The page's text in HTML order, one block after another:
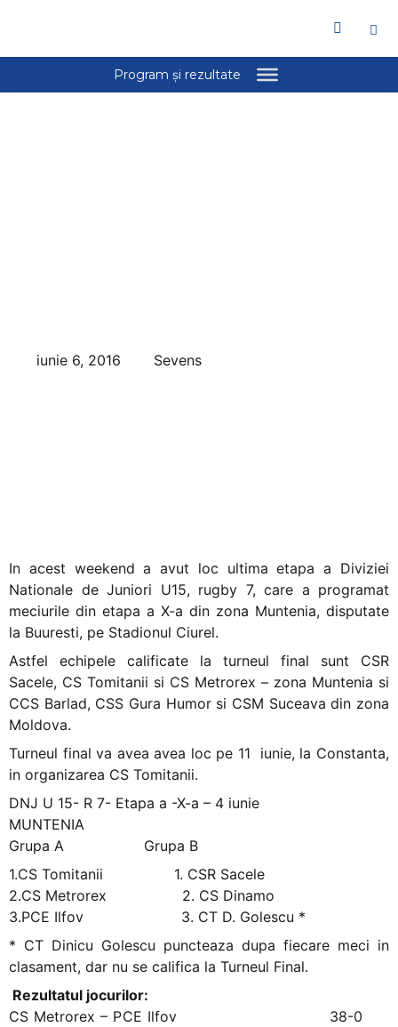
iunie 6, 2016 Sevens
In acest weekend a avut loc ultima etapa a Diviziei
Nationale de Juniori U15, rugby 7, care a programat
meciurile din etapa a X-a din zona Muntenia, disputate
la Buuresti, pe Stadionul Ciurel.
Astfel echipele calificate la turneul final sunt CSR
Sacele, CS Tomitanii si CS Metrorex – zona Muntenia si
CCS Barlad, CSS Gura Humor si CSM Suceava din zona
Moldova.
Turneul final va avea avea loc pe 11 iunie, la Constanta,
in organizarea CS Tomitanii.
DNJ U 15- R 7- Etapa a -X-a – 4 iunie
MUNTENIA
Grupa A Grupa B
1.CS Tomitanii 1. CSR Sacele
2.CS Metrorex 2. CS Dinamo
3.PCE Ilfov 3. CT D. Golescu *
* CT Dinicu Golescu puncteaza dupa fiecare meci in
clasament, dar nu se califica la Turneul Final.
Rezultatul jocurilor:
CS Metrorex – PCE Ilfov 38-0